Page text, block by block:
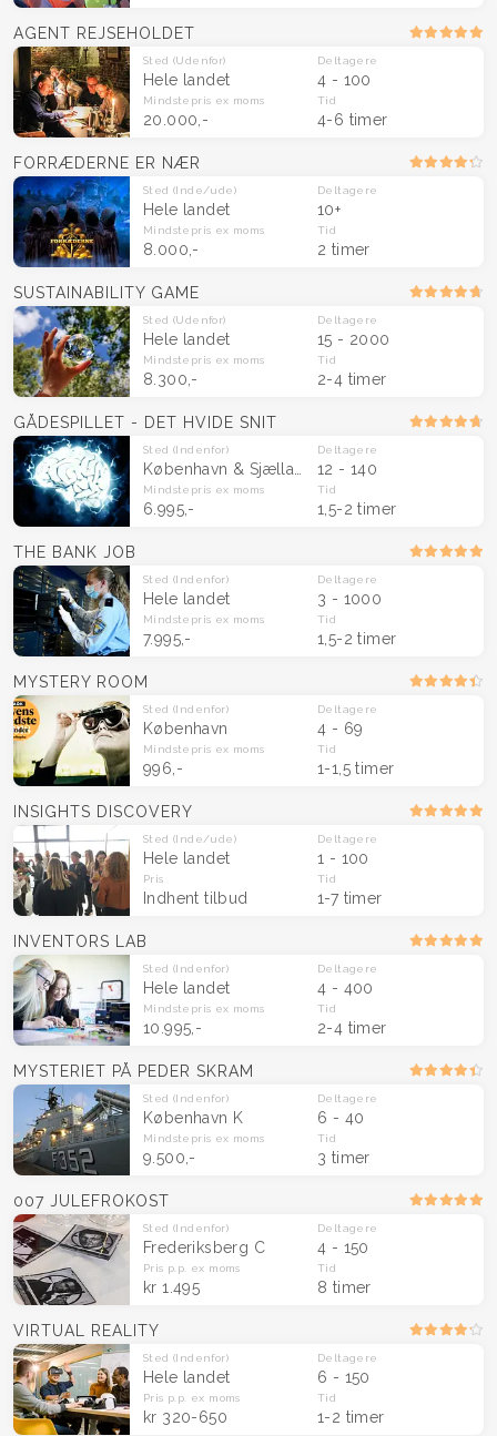
AGENT REJSEHOLDET
Sted (Udenfor)
Hele landet
Deltagere
4 - 100
Mindstepris ex moms
20.000,-
Tid
4-6 timer
FORRÆDERNE ER NÆR
Sted (Inde/ude)
Hele landet
Deltagere
10+
Mindstepris ex moms
8.000,-
Tid
2 timer
SUSTAINABILITY GAME
Sted (Udenfor)
Hele landet
Deltagere
15 - 2000
Mindstepris ex moms
8.300,-
Tid
2-4 timer
GÅDESPILLET - DET HVIDE SNIT
Sted (Indenfor) Deltagere
12 - 140
Mindstepris ex moms
6.995,-
Tid
1,5-2 timer
THE BANK JOB
Sted (Indenfor)
Hele landet
Deltagere
3 - 1000
Mindstepris ex moms
7.995,-
Tid
1,5-2 timer
MYSTERY ROOM
Sted (Indenfor)
København
Deltagere
4 - 69
Mindstepris ex moms
996,-
Tid
1-1,5 timer
INSIGHTS DISCOVERY
Sted (Inde/ude)
Hele landet
Deltagere
1 - 100
Pris
Indhent tilbud
Tid
1-7 timer
INVENTORS LAB
Sted (Indenfor)
Hele landet
Deltagere
4 - 400
Mindstepris ex moms
10.995,-
Tid
2-4 timer
MYSTERIET PÅ PEDER SKRAM
Sted (Indenfor)
København K
Deltagere
6 - 40
Mindstepris ex moms
9.500,-
Tid
3 timer
007 JULEFROKOST
Sted (Indenfor)
Frederiksberg C
Deltagere
4 - 150
Pris p.p. ex moms
kr 1.495
Tid
8 timer
VIRTUAL REALITY
Sted (Indenfor)
Hele landet
Deltagere
6 - 150
Pris p.p. ex moms
kr 320-650
Tid
1-2 timer